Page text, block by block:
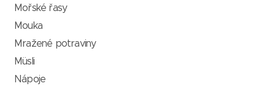
Mořské řasy
Mouka
Mražené potraviny
Müsli
Nápoje